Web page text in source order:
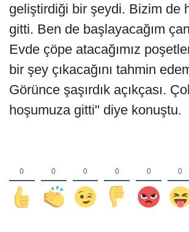
geliştirdiği bir şeydi. Bizim de
gitti. Ben de başlayacağım
Evde çöpe atacağımız
bir şey çıkacağını tahmin
Görünce şaşırdık açıkçası.
hoşumuza gitti" diye konuştu.